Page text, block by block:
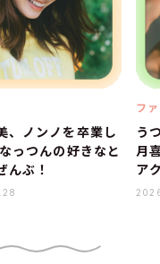
、ノンノを卒業し
っつんの好きなと
んぶ！
フ
う
月
ア